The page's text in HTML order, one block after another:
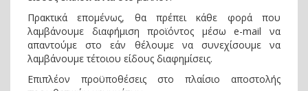
Πρακτικά επομένως, θα πρέπει κάθε φορά που
λαμβάνουμε διαφήμιση προϊόντος μέσω e-mail να
απαντούμε στο εάν θέλουμε να συνεχίσουμε να
λαμβάνουμε τέτοιου είδους διαφημίσεις.
Επιπλέον προϋποθέσεις στο πλαίσιο αποστολής